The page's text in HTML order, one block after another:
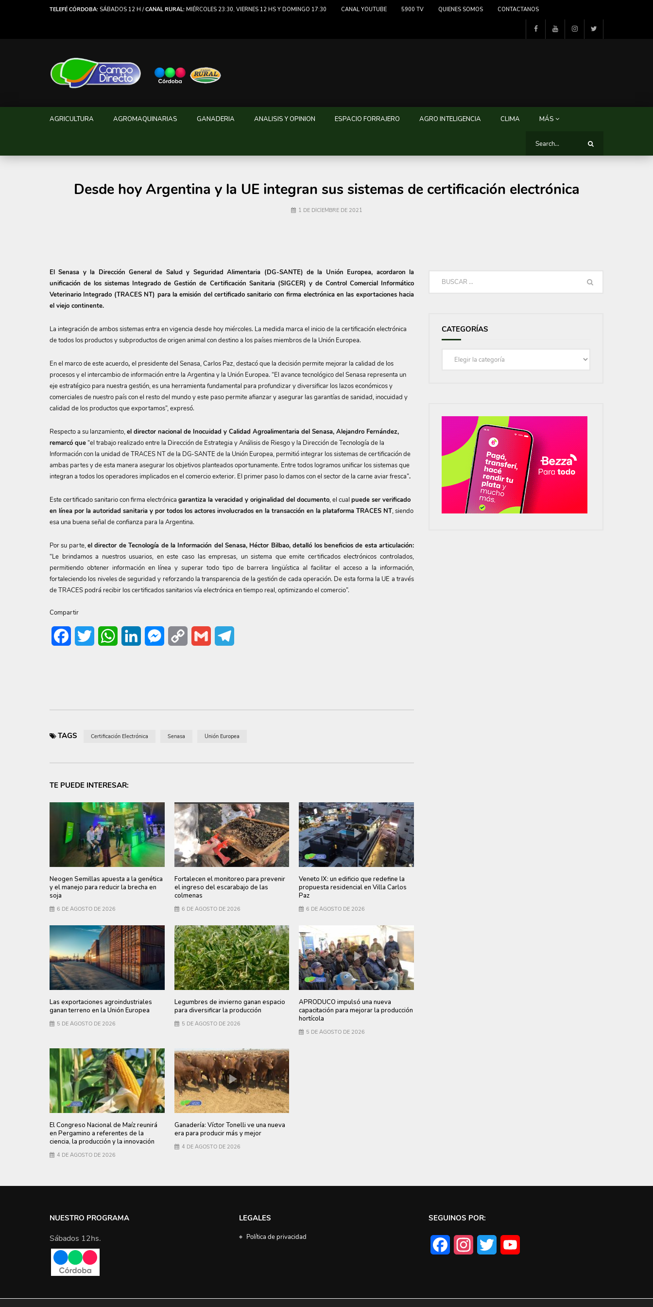
TELEFÉ CÓRDOBA: SÁBADOS 12 H /CANAL RURAL: MIÉRCOLES 23:30, VIERNES 12 HS Y DOMINGO 17:30 CANAL YOUTUBE 5900 TV QUIENES SOMOS CONTACTANOS
AGRICULTURA AGROMAQUINARIAS GANADERIA ANALISIS Y OPINION ESPACIO FORRAJERO AGRO INTELIGENCIA CLIMA MÁS
Desde hoy Argentina y la UE integran sus sistemas de certificación electrónica
1 DE DICIEMBRE DE 2021
El Senasa y la Dirección General de Salud y Seguridad Alimentaria (DG-SANTE) de la Unión Europea, acordaron la
unificación de los sistemas Integrado de Gestión de Certificación Sanitaria (SIGCER) y de Control Comercial Informático
Veterinario Integrado (TRACES NT) para la emisión del certificado sanitario con firma electrónica en las exportaciones hacia
el viejo continente.
La integración de ambos sistemas entra en vigencia desde hoy miércoles. La medida marca el inicio de la certificación electrónica
de todos los productos y subproductos de origen animal con destino a los países miembros de la Unión Europea.
En el marco de este acuerdo, el presidente del Senasa, Carlos Paz, destacó que la decisión permite mejorar la calidad de los
procesos y el intercambio de información entre la Argentina y la Unión Europea. “El avance tecnológico del Senasa representa un
eje estratégico para nuestra gestión, es una herramienta fundamental para profundizar y diversificar los lazos económicos y
comerciales de nuestro país con el resto del mundo y este paso permite afianzar y asegurar las garantías de sanidad, inocuidad y
calidad de los productos que exportamos”, expresó.
Respecto a su lanzamiento,el director nacional de Inocuidad y Calidad Agroalimentaria del Senasa, Alejandro Fernández,
remarcó que“el trabajo realizado entre la Dirección de Estrategia y Análisis de Riesgo y la Dirección de Tecnología de la
Información con la unidad de TRACES NT de la DG-SANTE de la Unión Europea, permitió integrar los sistemas de certificación de
ambas partes y de esta manera asegurar los objetivos planteados oportunamente. Entre todos logramos unificar los sistemas que
integran a todos los operadores implicados en el comercio exterior. El primer paso lo damos con el sector de la carne aviar fresca”.
Este certificado sanitario con firma electrónica garantiza la veracidad y originalidad del documento, el cual puede ser verificado
en línea por la autoridad sanitaria y por todos los actores involucrados en la transacción en la plataforma TRACES NT, siendo
esa una buena señal de confianza para la Argentina.
Por su parte,el director de Tecnología de la Información del Senasa, Héctor Bilbao, detalló los beneficios de esta articulación:
“Le brindamos a nuestros usuarios, en este caso las empresas, un sistema que emite certificados electrónicos controlados,
permitiendo obtener información en línea y superar todo tipo de barrera lingüística al facilitar el acceso a la información,
fortaleciendo los niveles de seguridad y reforzando la transparencia de la gestión de cada operación. De esta forma la UE a través
de TRACES podrá recibir los certificados sanitarios vía electrónica en tiempo real, optimizando el comercio”.
Compartir
FacebookTwitter WhatsAppLinkedIn Messenger
Copy
Gmail
TAGS Certificación Electrónica Senasa Unión Europea
TE PUEDE INTERESAR:
Neogen Semillas apuesta a la genética
y el manejo para reducir la brecha en
soja
6 DE AGOSTO DE 2026
Fortalecen el monitoreo para prevenir
el ingreso del escarabajo de las
colmenas
6 DE AGOSTO DE 2026
Veneto IX: un edificio que redefine la
propuesta residencial en Villa Carlos
Paz
6 DE AGOSTO DE 2026
Las exportaciones agroindustriales
ganan terreno en la Unión Europea
5 DE AGOSTO DE 2026
Legumbres de invierno ganan espacio
para diversificar la producción
5 DE AGOSTO DE 2026
APRODUCO impulsó una nueva
capacitación para mejorar la producción
hortícola
5 DE AGOSTO DE 2026
El Congreso Nacional de Maíz reunirá
en Pergamino a referentes de la
ciencia, la producción y la innovación
4 DE AGOSTO DE 2026
Ganadería: Víctor Tonelli ve una nueva
era para producir más y mejor
4 DE AGOSTO DE 2026
CATEGORÍAS
Categorías
NUESTRO PROGRAMA
Sábados 12hs.
LEGALES
Política de privacidad
SEGUINOS POR:
FacebookInstagramTwitter